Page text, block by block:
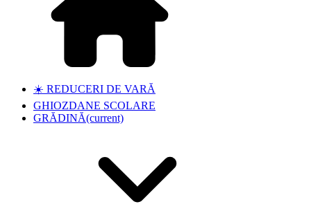
☀️ REDUCERI DE VARĂ
GHIOZDANE SCOLARE
GRĂDINĂ(current)